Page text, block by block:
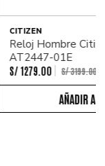
CITIZEN
Reloj Hombre
AT2447-01E
S/ 1279 00 S/3199.00